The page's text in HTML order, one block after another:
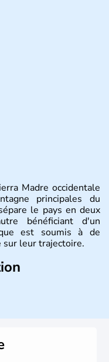
Madre occidentale
principales du
le pays en deux
bénéficiant d'un
est soumis à de
sur leur trajectoire.
le Belize, le Mexique